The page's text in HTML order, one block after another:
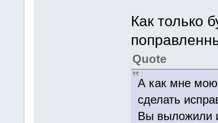
Как только
Quote
А как мне
сделать
Вы выложили